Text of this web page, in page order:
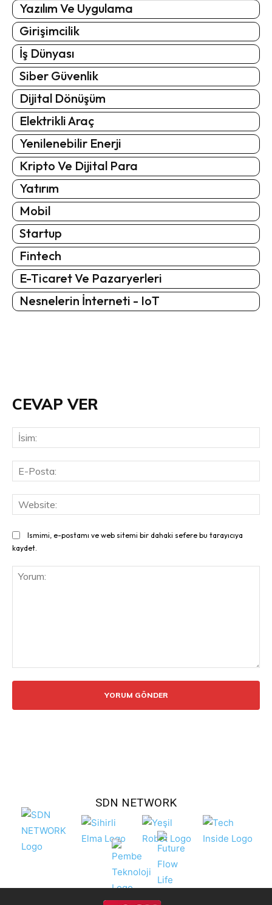
Yazılım Ve Uygulama
Girişimcilik
İş Dünyası
Siber Güvenlik
Dijital Dönüşüm
Elektrikli Araç
Yenilenebilir Enerji
Kripto Ve Dijital Para
Yatırım
Mobil
Startup
Fintech
E-Ticaret Ve Pazaryerleri
Nesnelerin İnterneti - IoT
CEVAP VER
Ismimi, e-postamı ve web sitemi bir dahaki sefere bu tarayıcıya
kaydet.
SDN NETWORK